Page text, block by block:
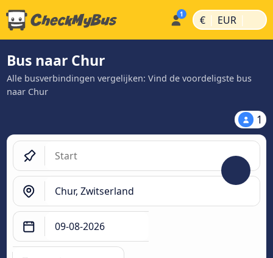
€ | EUR |
Bus naar Chur
Alle busverbindingen vergelijken: Vind de voordeligste bus
naar Chur
1